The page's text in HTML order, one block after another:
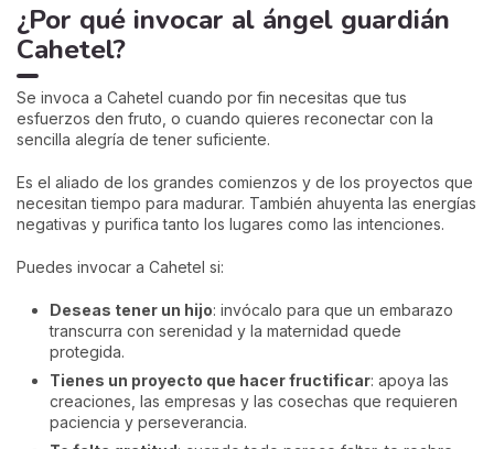
¿Por qué invocar al ángel guardián
Cahetel?
Se invoca a Cahetel cuando por fin necesitas que tus
esfuerzos den fruto, o cuando quieres reconectar con la
sencilla alegría de tener suficiente.
Es el aliado de los grandes comienzos y de los proyectos que
necesitan tiempo para madurar. También ahuyenta las energías
negativas y purifica tanto los lugares como las intenciones.
Puedes invocar a Cahetel si:
Deseas tener un hijo: invócalo para que un embarazo
transcurra con serenidad y la maternidad quede
protegida.
Tienes un proyecto que hacer fructificar: apoya las
creaciones, las empresas y las cosechas que requieren
paciencia y perseverancia.